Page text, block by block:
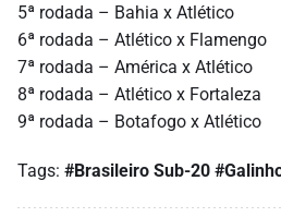
5ª rodada – Bahia x Atlético
6ª rodada – Atlético x Flamengo
7ª rodada – América x Atlético
8ª rodada – Atlético x Fortaleza
9ª rodada – Botafogo x Atlético
Tags: #Brasileiro Sub-20